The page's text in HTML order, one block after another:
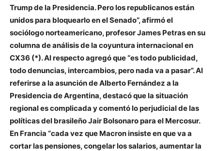
Trump de la Presidencia. Pero los republicanos están
unidos para bloquearlo en el Senado”, afirmó el
sociólogo norteamericano, profesor James Petras en su
columna de análisis de la coyuntura internacional en
CX36 (*). Al respecto agregó que “es todo publicidad,
todo denuncias, intercambios, pero nada va a pasar”. Al
referirse a la asunción de Alberto Fernández a la
Presidencia de Argentina, destacó que la situación
regional es complicada y comentó lo perjudicial de las
políticas del brasileño Jair Bolsonaro para el Mercosur.
En Francia “cada vez que Macron insiste en que va a
cortar las pensiones, congelar los salarios, aumentar la